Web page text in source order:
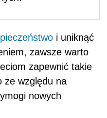
i uniknąć
zawsze warto
zapewnić takie
ze względu na
nowych